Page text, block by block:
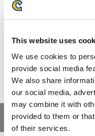
This website uses
We use cookies to
provide social media
We also share
our social media,
may combine it with
provided to them or
of their services.
お問い合わせ